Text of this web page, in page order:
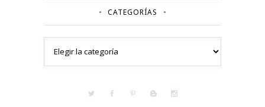
CATEGORÍAS